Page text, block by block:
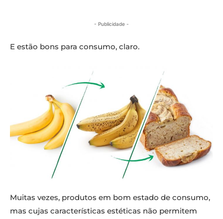
- Publicidade -
E estão bons para consumo, claro.
Muitas vezes, produtos em bom estado de consumo,
mas cujas características estéticas não permitem